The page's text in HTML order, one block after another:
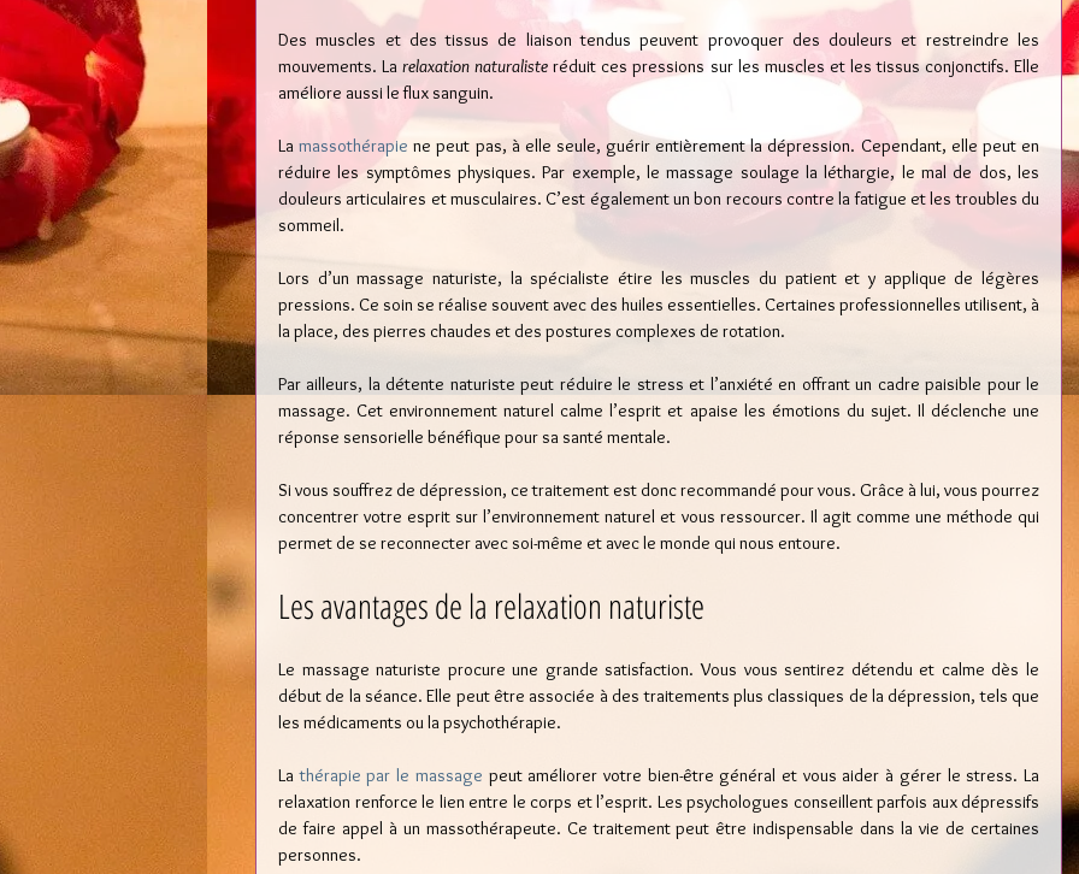
Des muscles et des tissus de liaison tendus peuvent provoquer des douleurs et restreindre les
mouvements. La relaxation naturaliste réduit ces pressions sur les muscles et les tissus conjonctifs. Elle
améliore aussi le flux sanguin.
La massothérapie ne peut pas, à elle seule, guérir entièrement la dépression. Cependant, elle peut en
réduire les symptômes physiques. Par exemple, le massage soulage la léthargie, le mal de dos, les
douleurs articulaires et musculaires. C’est également un bon recours contre la fatigue et les troubles du
sommeil.
Lors d’un massage naturiste, la spécialiste étire les muscles du patient et y applique de légères
pressions. Ce soin se réalise souvent avec des huiles essentielles. Certaines professionnelles utilisent, à
la place, des pierres chaudes et des postures complexes de rotation.
Par ailleurs, la détente naturiste peut réduire le stress et l’anxiété en offrant un cadre paisible pour le
massage. Cet environnement naturel calme l’esprit et apaise les émotions du sujet. Il déclenche une
réponse sensorielle bénéfique pour sa santé mentale.
Si vous souffrez de dépression, ce traitement est donc recommandé pour vous. Grâce à lui, vous pourrez
concentrer votre esprit sur l’environnement naturel et vous ressourcer. Il agit comme une méthode qui
permet de se reconnecter avec soi-même et avec le monde qui nous entoure.
Les avantages de la relaxation naturiste
Le massage naturiste procure une grande satisfaction. Vous vous sentirez détendu et calme dès le
début de la séance. Elle peut être associée à des traitements plus classiques de la dépression, tels que
les médicaments ou la psychothérapie.
La thérapie par le massage peut améliorer votre bien-être général et vous aider à gérer le stress. La
relaxation renforce le lien entre le corps et l’esprit. Les psychologues conseillent parfois aux dépressifs
de faire appel à un massothérapeute. Ce traitement peut être indispensable dans la vie de certaines
personnes.